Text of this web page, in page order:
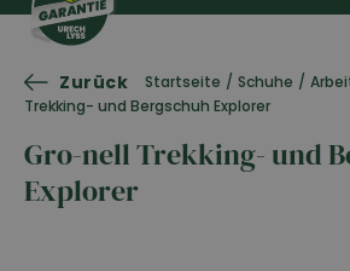
Zurück Startseite / Schuhe /
Trekking- und Bergschuh Explorer
Gro-nell Trekking- und
Explorer